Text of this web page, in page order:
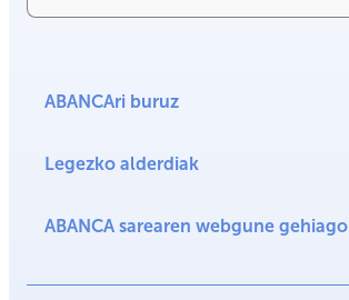
ABANCAri buruz
Legezko alderdiak
ABANCA sarearen webgune gehiago